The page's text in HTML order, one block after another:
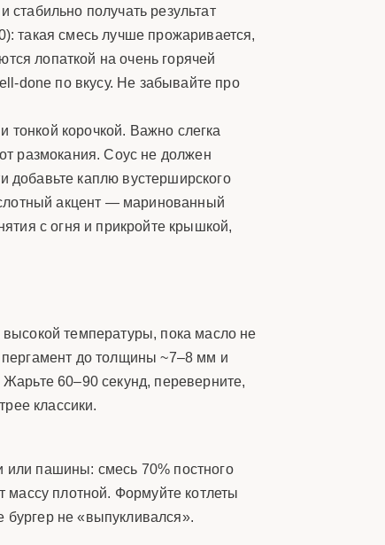
получать результат
такая смесь лучше прожаривается,
лопаткой на очень горячей
done по вкусу. Не забывайте про
корочкой. Важно слегка
размокания. Соус не должен
добавьте каплю вустерширского
акцент — маринованный
с огня и прикройте крышкой,
температуры, пока масло не
до толщины ~7–8 мм и
60–90 секунд, переверните,
классики.
или пашины: смесь 70% постного
массу плотной. Формуйте котлеты
не «выпукливался».